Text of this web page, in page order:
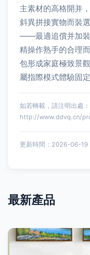
主素材的高格開并
斜異拼接實物而裝
——最適追償并加裝
精操作熟手的合理
包形成家庭極致景
屬指際模式體驗固
如若轉載，請注明出處：
http://www.ddvq.cn/
更新時間：2026-06-19
最新產品